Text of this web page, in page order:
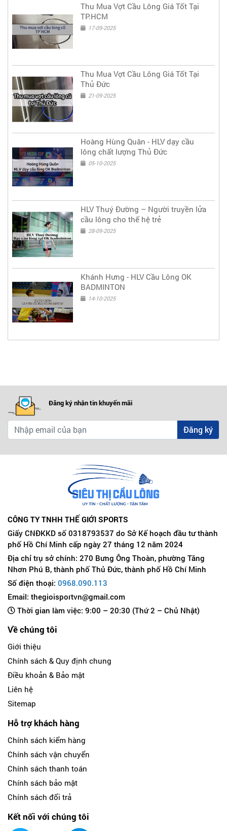
Thu Mua Vợt Cầu Lông Giá Tốt Tại
TP.HCM
17-09-2025
Thu Mua Vợt Cầu Lông Giá Tốt Tại
Thủ Đức
21-09-2025
Hoàng Hùng Quân - HLV dạy cầu
lông chất lượng Thủ Đức
05-10-2025
HLV Thuý Đường – Người truyền lửa
cầu lông cho thế hệ trẻ
28-09-2025
Khánh Hưng - HLV Cầu Lông OK
BADMINTON
14-10-2025
Đăng ký nhận tin khuyến mãi
Đăng ký
CÔNG TY TNHH THẾ GIỚI SPORTS
Giấy CNĐKKD số 0318793537 do Sở Kế hoạch đầu tư thành
phố Hồ Chí Minh cấp ngày 27 tháng 12 năm 2024
Địa chỉ trụ sở chính: 270 Bưng Ông Thoàn, phường Tăng
Nhơn Phú B, thành phố Thủ Đức, thành phố Hồ Chí Minh
Số điện thoại: 0968.090.113
Email: thegioisportvn@gmail.com
Thời gian làm việc: 9:00 – 20:30 (Thứ 2 – Chủ Nhật)
Về chúng tôi
Giới thiệu
Chính sách & Quy định chung
Điều khoản & Bảo mật
Liên hệ
Sitemap
Hỗ trợ khách hàng
Chính sách kiểm hàng
Chính sách vận chuyển
Chính sách thanh toán
Chính sách bảo mật
Chính sách đổi trả
Kết nối với chúng tôi